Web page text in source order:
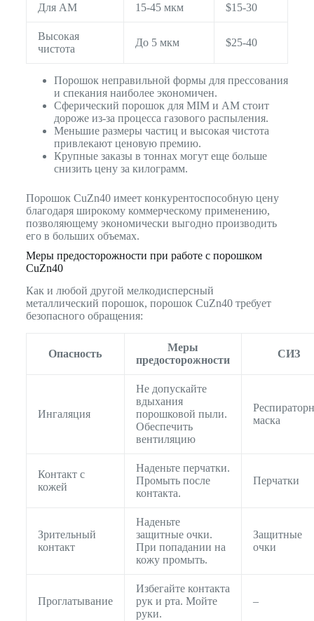
Для AM 15-45 мкм $15-30
Высокая
чистота
До 5 мкм $25-40
Порошок неправильной формы для прессования
и спекания наиболее экономичен.
Сферический порошок для MIM и AM стоит
дороже из-за процесса газового распыления.
Меньшие размеры частиц и высокая чистота
привлекают ценовую премию.
Крупные заказы в тоннах могут еще больше
снизить цену за килограмм.
Порошок CuZn40 имеет конкурентоспособную цену
благодаря широкому коммерческому применению,
позволяющему экономически выгодно производить
его в больших объемах.
Меры предосторожности при работе с порошком
CuZn40
Как и любой другой мелкодисперсный
металлический порошок, порошок CuZn40 требует
безопасного обращения:
Опасность
Меры
предосторожности
СИЗ
Ингаляция
Не допускайте
вдыхания
порошковой пыли.
Обеспечить
вентиляцию
маска
Контакт с
кожей
Наденьте перчатки.
Промыть после
контакта.
Перчатки
Зрительный
контакт
Наденьте
защитные очки.
При попадании на
кожу промыть.
Защитные
очки
Проглатывание
Избегайте контакта
рук и рта. Мойте
руки.
–